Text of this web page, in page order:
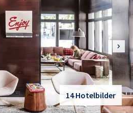
14 Hotelbilder